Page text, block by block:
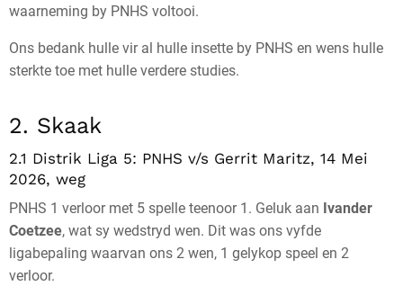
waarneming by PNHS voltooi.
Ons bedank hulle vir al hulle insette by PNHS en wens hulle
sterkte toe met hulle verdere studies.
2. Skaak
2.1 Distrik Liga 5: PNHS v/s Gerrit Maritz, 14 Mei
2026, weg
PNHS 1 verloor met 5 spelle teenoor 1. Geluk aan Ivander
Coetzee, wat sy wedstryd wen. Dit was ons vyfde
ligabepaling waarvan ons 2 wen, 1 gelykop speel en 2
verloor.